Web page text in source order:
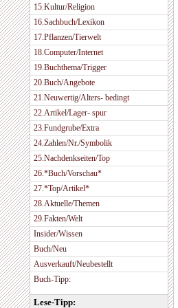
15.Kultur/Religion
16.Sachbuch/Lexikon
17.Pflanzen/Tierwelt
18.Computer/Internet
19.Buchthema/Trigger
20.Buch/Angebote
21.Neuwertig/Alters- bedingt
22.Artikel/Lager- spur
23.Fundgrube/Extra
24.Zahlen/Nr./Symbolik
25.Nachdenkseiten/Top
26.*Buch/Vorschau*
27.*Top/Artikel*
28.Aktuelle/Themen
29.Fakten/Welt
Insider/Wissen
Buch/Neu
Ausverkauft/Neubestellt
Buch-Tipp:
Lese-Tipp: